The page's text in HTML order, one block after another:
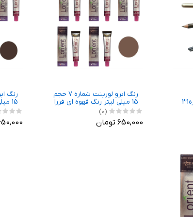
رنگ ابرو لورینت شماره 7 حجم
15 میلی لیتر رنگ قهوه ای فررا
بسته 5 عددی
(0)
650,000 تومان
15
دریاقی
650,000